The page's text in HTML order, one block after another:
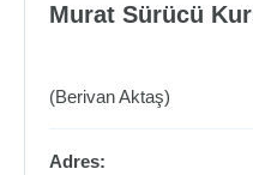
Murat Sürücü
(Berivan Aktaş)
Adres: